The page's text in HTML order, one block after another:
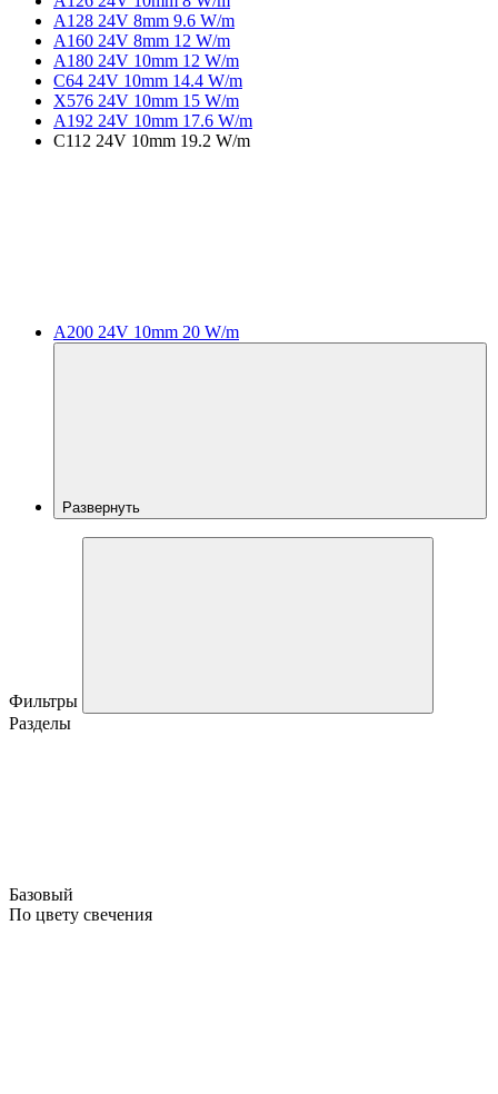
A128 24V 8mm 9.6 W/m
A160 24V 8mm 12 W/m
A180 24V 10mm 12 W/m
C64 24V 10mm 14.4 W/m
X576 24V 10mm 15 W/m
A192 24V 10mm 17.6 W/m
C112 24V 10mm 19.2 W/m
A200 24V 10mm 20 W/m
Развернуть
Фильтры
Разделы
Базовый
По цвету свечения